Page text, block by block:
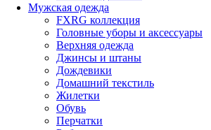
Мужская одежда
FXRG коллекция
Головные уборы и аксессуары
Верхняя одежда
Джинсы и штаны
Дождевики
Домашний текстиль
Жилетки
Обувь
Перчатки